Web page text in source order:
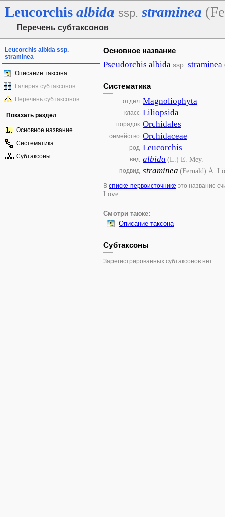
Leucorchis albida ssp. straminea
Перечень субтаксонов
Leucorchis albida ssp.
straminea
Описание таксона
Галерея субтаксонов
Перечень субтаксонов
Показать раздел
Основное название
Систематика
Субтаксоны
Основное название
Pseudorchis albida ssp. straminea
Систематика
отдел Magnoliophyta
класс Liliopsida
порядок Orchidales
семейство Orchidaceae
род Leucorchis
вид albida (L.) E. Mey.
подвид straminea (Fernald) Á.
В списке-первоисточнике это название
Löve
Смотри также:
Описание таксона
Субтаксоны
Зарегистрированных субтаксонов нет